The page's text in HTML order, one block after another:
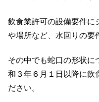
飲食業許可の設備要件に
や場所など、水回りの要
その中でも蛇口の形状に
和３年６月１日以降に飲
ださい。